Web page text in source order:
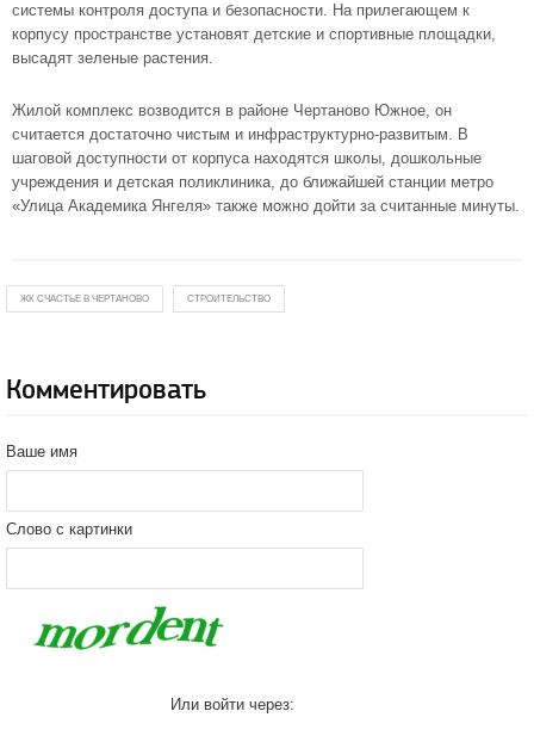
системы контроля доступа и безопасности. На прилегающем к
корпусу пространстве установят детские и спортивные площадки,
высадят зеленые растения.
Жилой комплекс возводится в районе Чертаново Южное, он
считается достаточно чистым и инфраструктурно-развитым. В
шаговой доступности от корпуса находятся школы, дошкольные
учреждения и детская поликлиника, до ближайшей станции метро
«Улица Академика Янгеля» также можно дойти за считанные минуты.
ЖК СЧАСТЬЕ В ЧЕРТАНОВО СТРОИТЕЛЬСТВО
Комментировать
Ваше имя
Слово с картинки
Или войти через: